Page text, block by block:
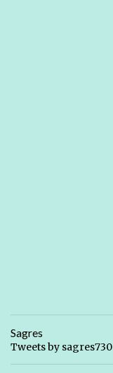
Sagres
Tweets by sagres730